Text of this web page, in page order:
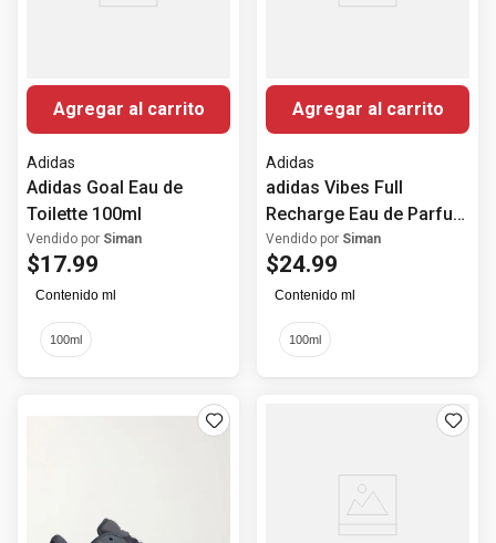
Agregar al carrito
Adidas
Adidas Goal Eau de
Toilette 100ml
Vendido por Siman
$17.99
Contenido ml
100ml
Agregar al carrito
Adidas
adidas Vibes Full
Recharge Eau de Parfum
For All 100ml (3.3oz)
Vendido por Siman
$24.99
Contenido ml
100ml